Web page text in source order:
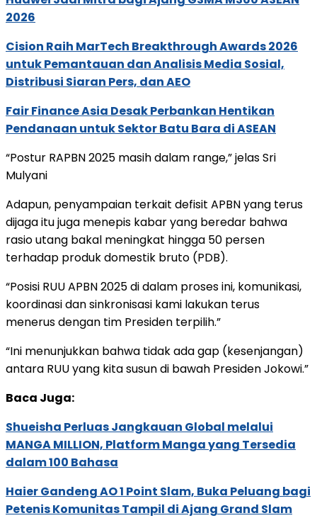
2026
Cision Raih MarTech Breakthrough Awards 2026
untuk Pemantauan dan Analisis Media Sosial,
Distribusi Siaran Pers, dan AEO
Fair Finance Asia Desak Perbankan Hentikan
Pendanaan untuk Sektor Batu Bara di ASEAN
“Postur RAPBN 2025 masih dalam range,” jelas Sri
Mulyani
Adapun, penyampaian terkait defisit APBN yang terus
dijaga itu juga menepis kabar yang beredar bahwa
rasio utang bakal meningkat hingga 50 persen
terhadap produk domestik bruto (PDB).
“Posisi RUU APBN 2025 di dalam proses ini, komunikasi,
koordinasi dan sinkronisasi kami lakukan terus
menerus dengan tim Presiden terpilih.”
“Ini menunjukkan bahwa tidak ada gap (kesenjangan)
antara RUU yang kita susun di bawah Presiden Jokowi.”
Baca Juga:
Shueisha Perluas Jangkauan Global melalui
MANGA MILLION, Platform Manga yang Tersedia
dalam 100 Bahasa
Haier Gandeng AO 1 Point Slam, Buka Peluang bagi
Petenis Komunitas Tampil di Ajang Grand Slam